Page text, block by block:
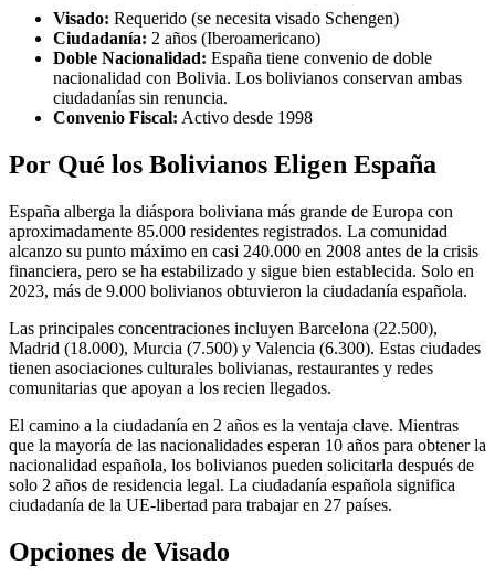
Visado: Requerido (se necesita visado Schengen)
Ciudadanía: 2 años (Iberoamericano)
Doble Nacionalidad: España tiene convenio de doble
nacionalidad con Bolivia. Los bolivianos conservan ambas
ciudadanías sin renuncia.
Convenio Fiscal: Activo desde 1998
Por Qué los Bolivianos Eligen España
España alberga la diáspora boliviana más grande de Europa con
aproximadamente 85.000 residentes registrados. La comunidad
alcanzo su punto máximo en casi 240.000 en 2008 antes de la crisis
financiera, pero se ha estabilizado y sigue bien establecida. Solo en
2023, más de 9.000 bolivianos obtuvieron la ciudadanía española.
Las principales concentraciones incluyen Barcelona (22.500),
Madrid (18.000), Murcia (7.500) y Valencia (6.300). Estas ciudades
tienen asociaciones culturales bolivianas, restaurantes y redes
comunitarias que apoyan a los recien llegados.
El camino a la ciudadanía en 2 años es la ventaja clave. Mientras
que la mayoría de las nacionalidades esperan 10 años para obtener la
nacionalidad española, los bolivianos pueden solicitarla después de
solo 2 años de residencia legal. La ciudadanía española significa
ciudadanía de la UE-libertad para trabajar en 27 países.
Opciones de Visado